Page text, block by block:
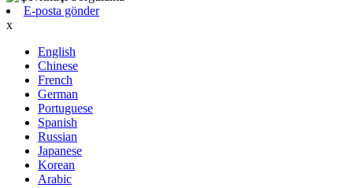
E-posta gönder
x
English
Chinese
French
German
Portuguese
Spanish
Russian
Japanese
Korean
Arabic